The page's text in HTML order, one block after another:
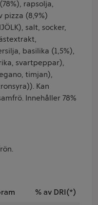
rapsolja,
pizza (8,9%)
salt, socker,
basilika (1,5%),
svartpeppar),
timjan),
Kan
Innehåller 78%
% av DRI(*)